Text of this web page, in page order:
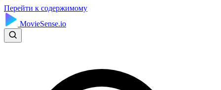
Перейти к содержимому
MovieSense.io